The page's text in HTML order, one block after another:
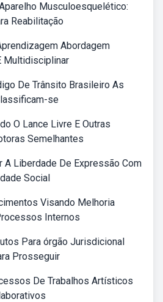
Musculoesquelético:
Reabilitação
Abordagem
Multidisciplinar
De Trânsito Brasileiro As
se
O Lance Livre E Outras
Semelhantes
A Liberdade De Expressão Com
Social
Visando Melhoria
Internos
Para órgão Jurisdicional
Prosseguir
De Trabalhos Artísticos